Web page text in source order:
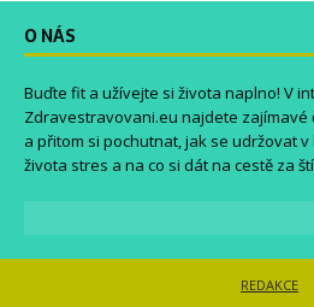
O NÁS
Buďte fit a užívejte si života naplno! V
Zdravestravovani.eu najdete zajímavé
a přitom si pochutnat, jak se udržovat
života stres a na co si dát na cestě za
REDAKCE